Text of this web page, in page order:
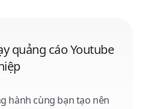
quảng cáo Youtube
hành cùng bạn tạo nên